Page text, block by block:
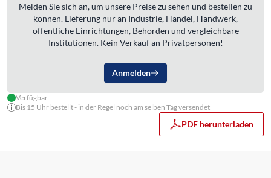
Melden Sie sich an, um unsere Preise zu sehen und bestellen zu
können. Lieferung nur an Industrie, Handel, Handwerk,
öffentliche Einrichtungen, Behörden und vergleichbare
Institutionen. Kein Verkauf an Privatpersonen!
Anmelden
Verfügbar
Bis 15 Uhr bestellt - in der Regel noch am selben Tag versendet
PDF herunterladen